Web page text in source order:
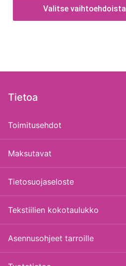
Valitse vaihtoehdoista
Tietoa
Toimitusehdot
Maksutavat
Tietosuojaseloste
Tekstiilien kokotaulukko
Asennusohjeet tarroille